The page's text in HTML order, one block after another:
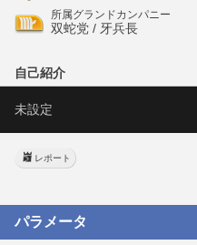
所属グランドカンパニー
双蛇党 / 牙兵長
自己紹介
未設定
レポート
パラメータ